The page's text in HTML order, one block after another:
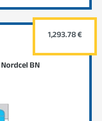
BN
1,293.78 €